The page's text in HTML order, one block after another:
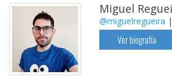
Miguel
@miguelregueira |
Ver biografía